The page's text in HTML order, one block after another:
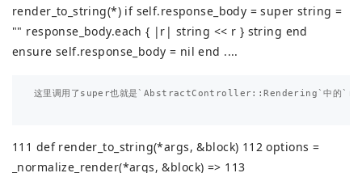
render_to_string(*) if self.response_body = super string =
"" response_body.each { |r| string << r } string end
ensure self.response_body = nil end ....
这里调用了super也就是`AbstractController::Rendering`中的
111 def render_to_string(*args, &block) 112 options =
_normalize_render(*args, &block) => 113